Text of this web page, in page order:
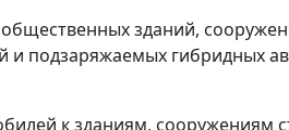
зданий,
и подзаряжаемых гибридных
к зданиям, сооружениям